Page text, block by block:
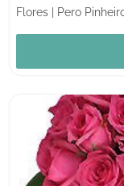
Flores Pero